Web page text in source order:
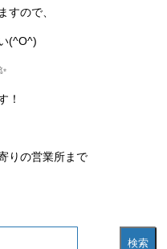
すので、
(^O^)
！
りの営業所まで
検索